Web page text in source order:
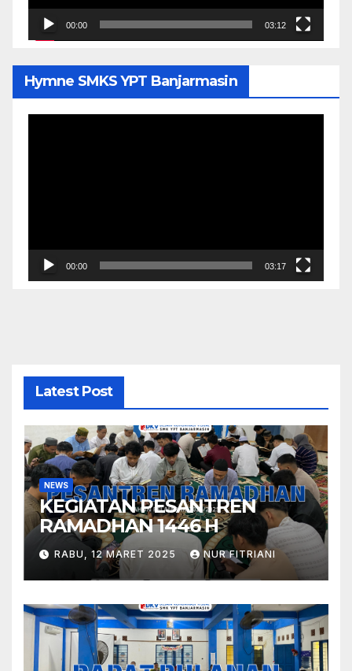
00:00 03:12
Hymne SMKS YPT Banjarmasin
00:00 03:17
Latest Post
NEWS
KEGIATAN PESANTREN
RAMADHAN 1446 H
RABU, 12 MARET 2025 NUR FITRIANI